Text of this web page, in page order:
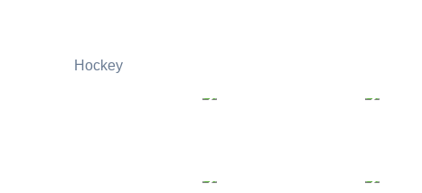
Hockey